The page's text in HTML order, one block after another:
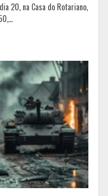
20, na Casa do Rotariano,